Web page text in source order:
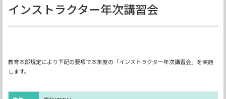
インストラクター年次講習会
教育本部規定により下記の要項で本年度の「インストラクター年次講習会」を実施
します。